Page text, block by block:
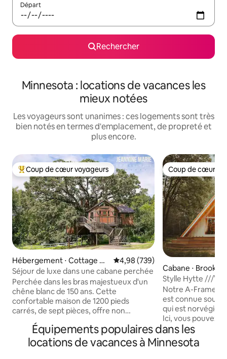
Départ
Rechercher
Minnesota : locations de vacances les
mieux notées
Les voyageurs sont unanimes : ces logements sont très
bien notés en termes d'emplacement, de propreté et
plus encore.
Coups de cœur voyageurs les plus appréciés
Coup de cœur voyageurs
Hébergement ⋅ Cottage Gr
ove
Évaluation moyenne sur la
4,98 (739)
Séjour de luxe dans une cabane perchée
Perchée dans les bras majestueux d'un
chêne blanc de 150 ans. Cette
confortable maison de 1200 pieds
carrés, de sept pièces, offre non
seulement une vue imprenable, mais
aussi des surprises enchanteresses et
délicieuses digne d'un conte de fées.
Montez à 40 pieds sur la tour
Coup de cœur
Coup de cœur
Cabane ⋅ Brook
Stylle Hytte ///\ Retraite dans une
cabane nordique
Notre A-Frame
est connue sous
qui est
Ici, vous pouvez
hectares isolés
qui descendent
privée. À
Équipements populaires dans les
locations de vacances à Minnesota